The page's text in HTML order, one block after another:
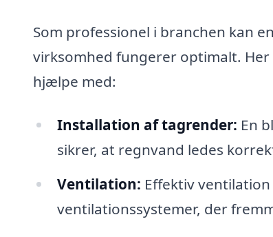
Som professionel i branchen kan
virksomhed fungerer optimalt.
hjælpe med:
Installation af tagrender: En
sikrer, at regnvand ledes
Ventilation: Effektiv
ventilationssystemer, der